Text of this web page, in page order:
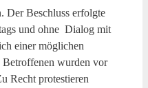
Der Beschluss erfolgte
und ohne Dialog mit
einer möglichen
wurden vor
Recht protestieren